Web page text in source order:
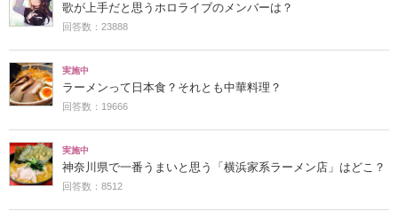
歌が上手だと思うホロライブのメンバーは？
回答数：23888
実施中
ラーメンって日本食？それとも中華料理？
回答数：19666
実施中
神奈川県で一番うまいと思う「横浜家系ラーメン店」はどこ？
回答数：8512